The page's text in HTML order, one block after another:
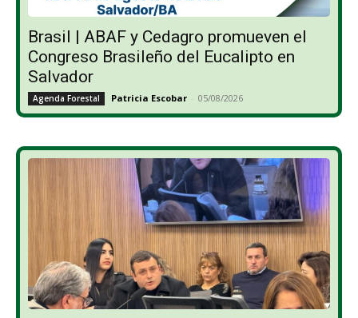
Brasil | ABAF y Cedagro promueven el
Congreso Brasileño del Eucalipto en
Salvador
Agenda Forestal Patricia Escobar - 05/08/2026